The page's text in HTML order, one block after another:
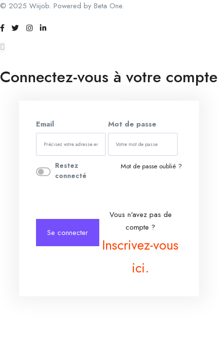
© 2025 Wiijob. Powered by Beta One.
Connectez-vous à votre compte
Email Mot de passe
Restez
connecté
Mot de passe oublié ?
Se connecter
Vous n'avez pas de
compte ?
Inscrivez-vous
ici.